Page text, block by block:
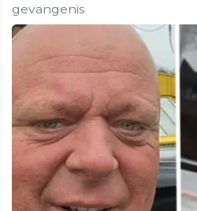
gevangenis